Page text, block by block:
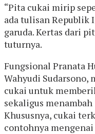
“Pita cukai mirip
ada tulisan Republik
garuda. Kertas dari
tuturnya.
Fungsional Pranata
Wahyudi Sudarsono,
cukai untuk
sekaligus
Khususnya, cukai
contohnya